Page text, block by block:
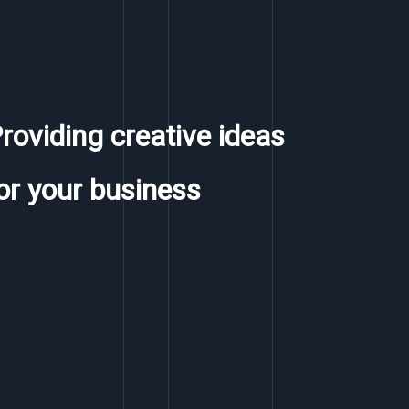
creative ideas
your business